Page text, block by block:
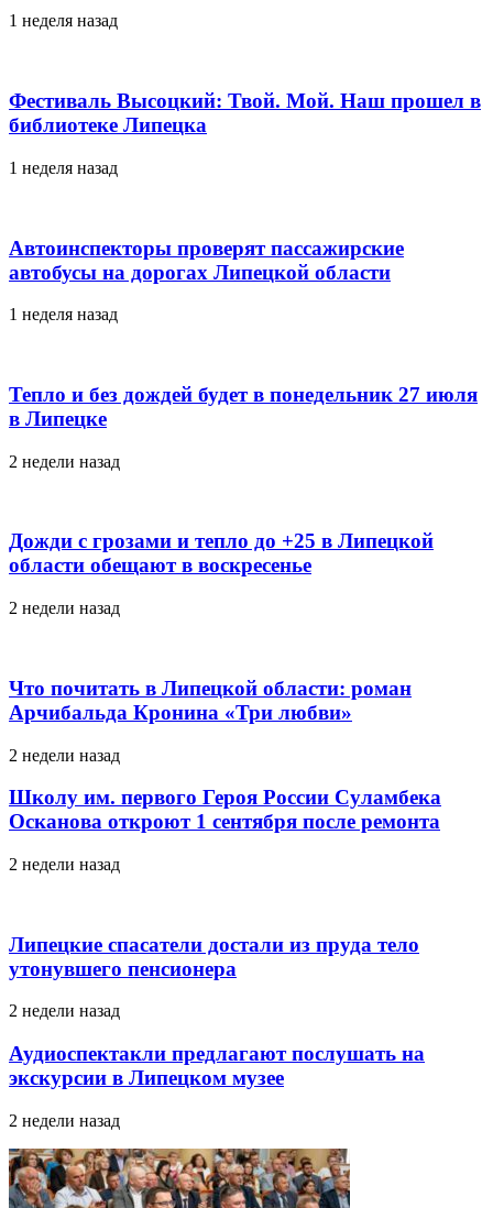
1 неделя назад
Фестиваль Высоцкий: Твой. Мой. Наш прошел в
библиотеке Липецка
1 неделя назад
Автоинспекторы проверят пассажирские
автобусы на дорогах Липецкой области
1 неделя назад
Тепло и без дождей будет в понедельник 27 июля
в Липецке
2 недели назад
Дожди с грозами и тепло до +25 в Липецкой
области обещают в воскресенье
2 недели назад
Что почитать в Липецкой области: роман
Арчибальда Кронина «Три любви»
2 недели назад
Школу им. первого Героя России Суламбека
Осканова откроют 1 сентября после ремонта
2 недели назад
Липецкие спасатели достали из пруда тело
утонувшего пенсионера
2 недели назад
Аудиоспектакли предлагают послушать на
экскурсии в Липецком музее
2 недели назад